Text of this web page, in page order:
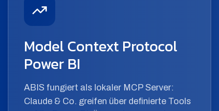
Model Context Protocol
Power BI
ABIS fungiert als lokaler MCP Server:
Claude & Co. greifen über definierte Tools